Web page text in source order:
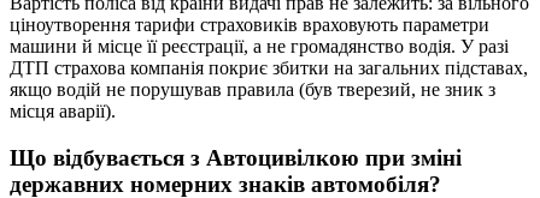
ціноутворення тарифи страховиків враховують параметри
машини й місце її реєстрації, а не громадянство водія. У разі
ДТП страхова компанія покриє збитки на загальних підставах,
якщо водій не порушував правила (був тверезий, не зник з
місця аварії).
Що відбувається з Автоцивілкою при зміні
державних номерних знаків автомобіля?